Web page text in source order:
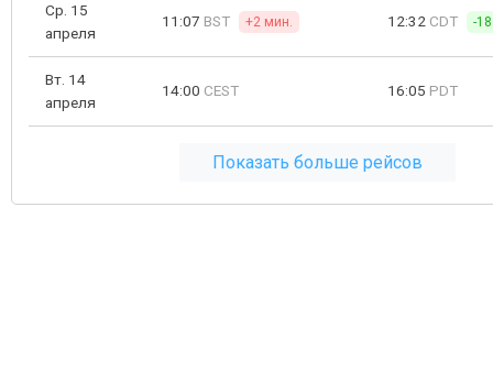
Ср. 15
апреля
11:07 BST +2 мин. 12:32 CDT -
Вт. 14
апреля
14:00 CEST 16:05 PDT
Показать больше рейсов